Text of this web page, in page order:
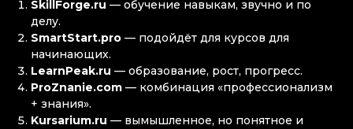
SkillForge.ru — обучение навыкам, звучно и по
делу.
SmartStart.pro — подойдёт для курсов для
начинающих.
LearnPeak.ru — образование, рост, прогресс.
ProZnanie.com — комбинация «профессионализм
+ знания».
Kursarium.ru — вымышленное, но понятное и